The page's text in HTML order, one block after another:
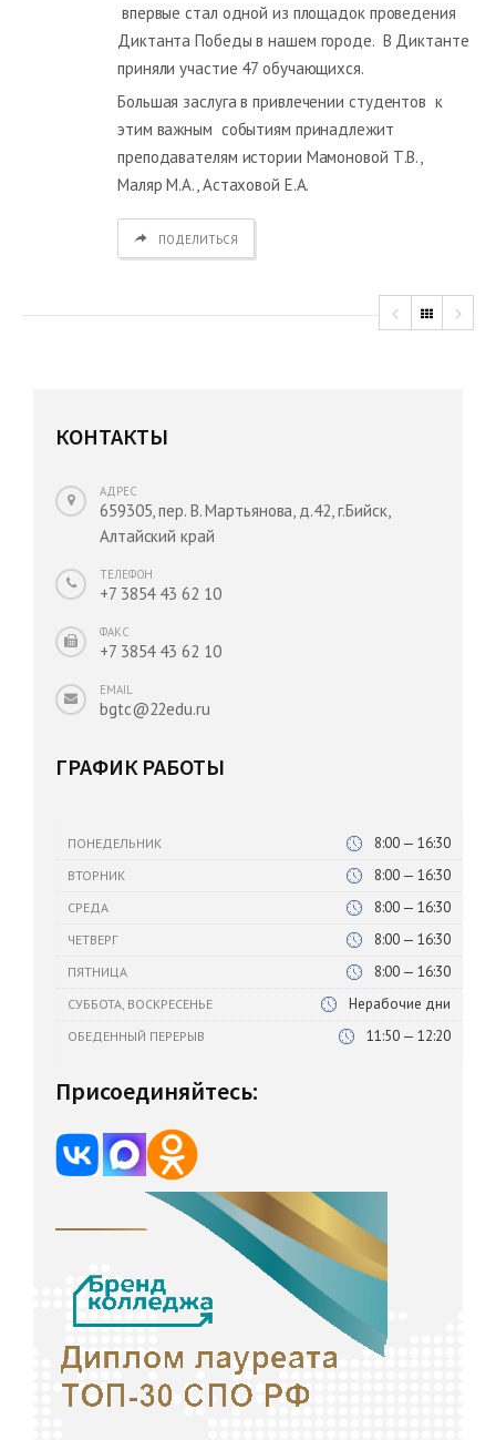
впервые стал одной из площадок проведения
Диктанта Победы в нашем городе. В Диктанте
приняли участие 47 обучающихся.
Большая заслуга в привлечении студентов к
этим важным событиям принадлежит
преподавателям истории Мамоновой Т.В.,
Маляр М.А., Астаховой Е.А.
ПОДЕЛИТЬСЯ
КОНТАКТЫ
АДРЕС
659305, пер. В. Мартьянова, д.42, г.Бийск,
Алтайский край
ТЕЛЕФОН
+7 3854 43 62 10
ФАКС
+7 3854 43 62 10
EMAIL
bgtc@22edu.ru
ГРАФИК РАБОТЫ
ПОНЕДЕЛЬНИК 8:00 — 16:30
ВТОРНИК 8:00 — 16:30
СРЕДА 8:00 — 16:30
ЧЕТВЕРГ 8:00 — 16:30
ПЯТНИЦА 8:00 — 16:30
СУББОТА, ВОСКРЕСЕНЬЕ Нерабочие дни
ОБЕДЕННЫЙ ПЕРЕРЫВ 11:50 — 12:20
Присоединяйтесь: